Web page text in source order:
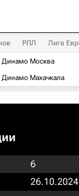
РПЛ Лига
Динамо Москва
Динамо Махачкала
6